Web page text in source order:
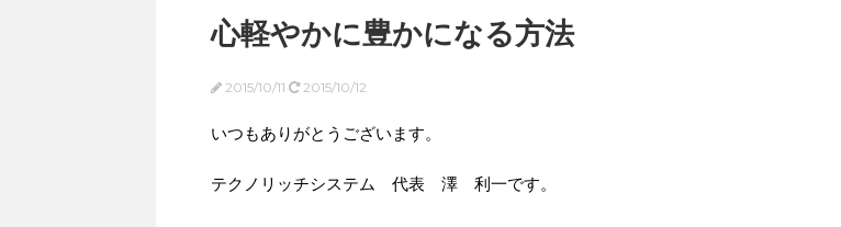
心軽やかに豊かになる方法
2015/10/11 2015/10/12
いつもありがとうございます。
テクノリッチシステム 代表 澤 利一です。